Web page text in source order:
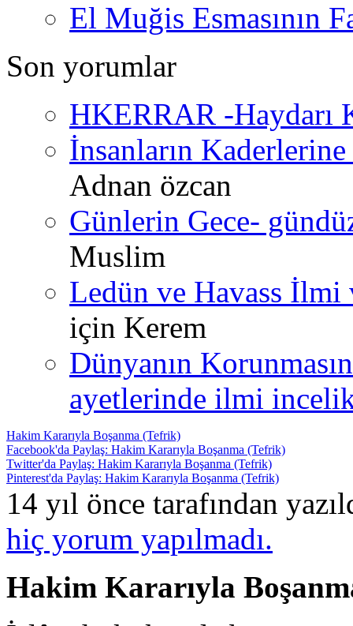
El Muğis Esmasının
Son yorumlar
HKERRAR -Haydarı
İnsanların
Adnan özcan
Günlerin Gece-
Muslim
Ledün ve Havass İlmi
için Kerem
Dünyanın
ayetlerinde ilmi
Hakim Kararıyla Boşanma (Tefrik)
Facebook'da Paylaş: Hakim Kararıyla Boşanma (Tefrik)
Twitter'da Paylaş: Hakim Kararıyla Boşanma (Tefrik)
Pinterest'da Paylaş: Hakim Kararıyla Boşanma (Tefrik)
14 yıl önce tarafından
hiç yorum yapılmadı.
Hakim Kararıyla